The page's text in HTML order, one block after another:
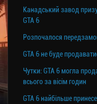
Канадський завод
GTA 6
Розпочалося
GTA 6 не буде
Чутки: GTA 6 могла
всього за вісім годин
GTA 6 найбільше